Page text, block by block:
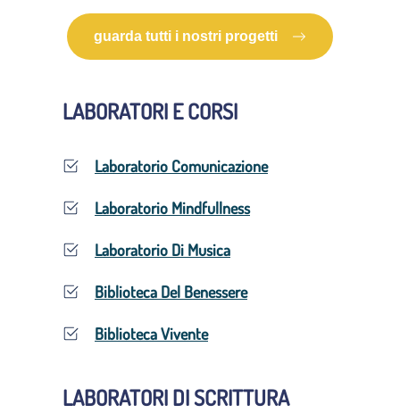
guarda tutti i nostri progetti
LABORATORI E CORSI
Laboratorio Comunicazione
Laboratorio Mindfullness
Laboratorio Di Musica
Biblioteca Del Benessere
Biblioteca Vivente
LABORATORI DI SCRITTURA